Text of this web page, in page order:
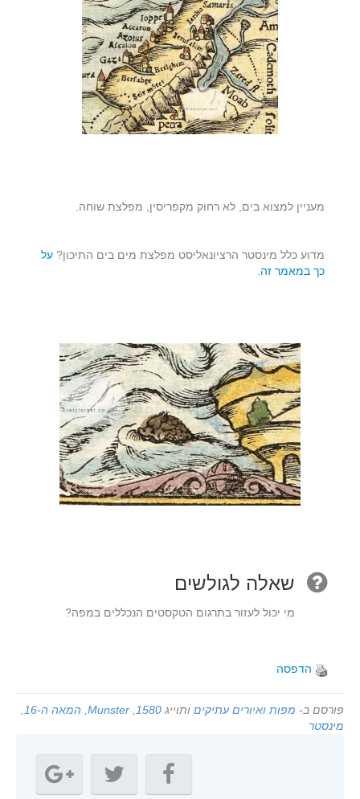
מעניין למצוא בים, לא רחוק מקפריסין, מפלצת שוחה.
מדוע כלל מינסטר הרציונאליסט מפלצת מים בים התיכון? על
כך במאמר זה.
שאלה לגולשים
מי יכול לעזור בתרגום הטקסטים הנכללים במפה?
הדפסה
פורסם ב- מפות ואיורים עתיקים ותוייג 1580
,
Munster
, המאה ה-16
,
מינסטר